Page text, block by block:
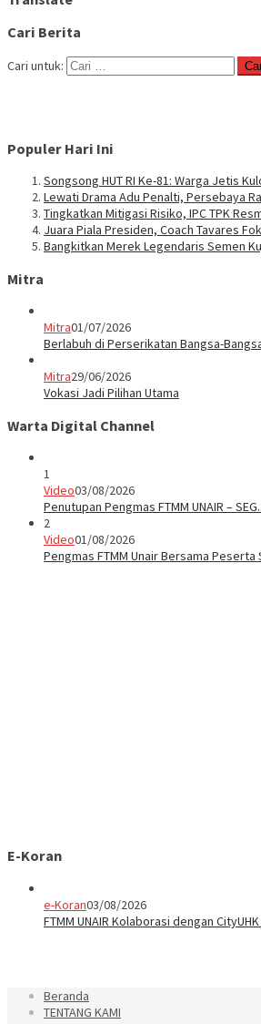
Cari Berita
Cari untuk:
Populer Hari Ini
Songsong HUT RI Ke-81: Warga Jetis
Lewati Drama Adu Penalti, Persebaya
Tingkatkan Mitigasi Risiko, IPC TPK
Juara Piala Presiden, Coach Tavares
Bangkitkan Merek Legendaris Semen
Mitra
Mitra01/07/2026
Berlabuh di Perserikatan Bangsa-
Mitra29/06/2026
Vokasi Jadi Pilihan Utama
Warta Digital Channel
1
Video03/08/2026
Penutupan Pengmas FTMM UNAIR –
2
Video01/08/2026
Pengmas FTMM Unair Bersama Peserta
E-Koran
e-Koran03/08/2026
FTMM UNAIR Kolaborasi dengan
Beranda
TENTANG KAMI